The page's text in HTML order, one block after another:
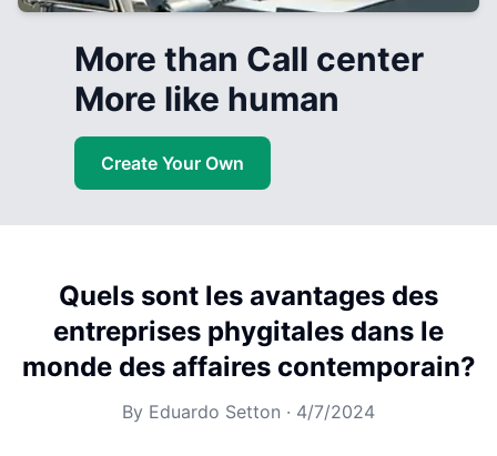
More than Call center
More like human
Create Your Own
Quels sont les avantages des
entreprises phygitales dans le
monde des affaires contemporain?
By Eduardo Setton · 4/7/2024